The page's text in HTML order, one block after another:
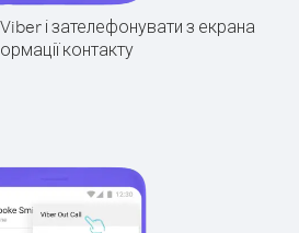
і зателефонувати з екрана
контакту